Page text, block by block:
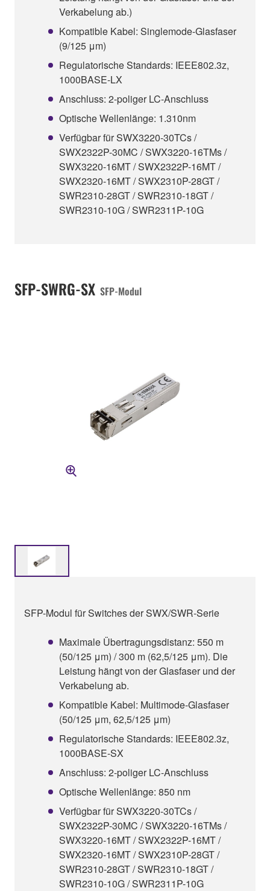
Verkabelung ab.)
Kompatible Kabel: Singlemode-Glasfaser
(9/125 μm)
Regulatorische Standards: IEEE802.3z,
1000BASE-LX
Anschluss: 2-poliger LC-Anschluss
Optische Wellenlänge: 1.310nm
Verfügbar für SWX3220-30TCs /
SWX2322P-30MC / SWX3220-16TMs /
SWX3220-16MT / SWX2322P-16MT /
SWX2320-16MT / SWX2310P-28GT /
SWR2310-28GT / SWR2310-18GT /
SWR2310-10G / SWR2311P-10G
SFP-SWRG-SX SFP-Modul
SFP-Modul für Switches der SWX/SWR-Serie
Maximale Übertragungsdistanz: 550 m
(50/125 μm) / 300 m (62,5/125 μm). Die
Leistung hängt von der Glasfaser und der
Verkabelung ab.
Kompatible Kabel: Multimode-Glasfaser
(50/125 μm, 62,5/125 μm)
Regulatorische Standards: IEEE802.3z,
1000BASE-SX
Anschluss: 2-poliger LC-Anschluss
Optische Wellenlänge: 850 nm
Verfügbar für SWX3220-30TCs /
SWX2322P-30MC / SWX3220-16TMs /
SWX3220-16MT / SWX2322P-16MT /
SWX2320-16MT / SWX2310P-28GT /
SWR2310-28GT / SWR2310-18GT /
SWR2310-10G / SWR2311P-10G